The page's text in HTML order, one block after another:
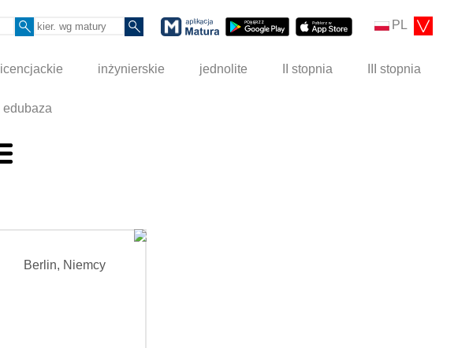
PL
licencjackie inżynierskie jednolite II stopnia III stopnia
edubaza
Berlin, Niemcy